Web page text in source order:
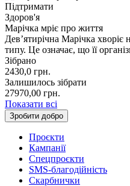
Підтримати
Здоров'я
Марічка мріє про життя
Девʼятирічна Марічка
типу. Це означає, що її
Зібрано
2430,0 грн.
Залишилось зібрати
27970,00 грн.
Показати всі
Зробити добро
Проєкти
Кампанії
Спецпроєкти
SMS-благодійність
Скарбнички